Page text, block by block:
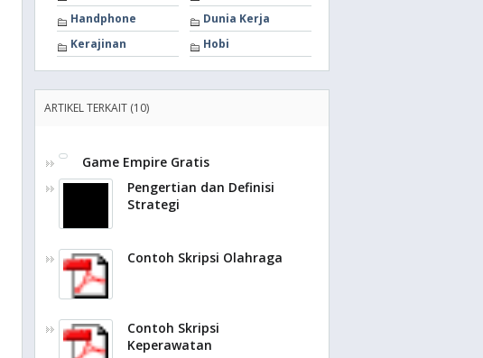
Handphone
Dunia Kerja
Kerajinan
Hobi
ARTIKEL TERKAIT (10)
Game Empire Gratis
Pengertian dan Definisi
Strategi
Contoh Skripsi Olahraga
Contoh Skripsi
Keperawatan